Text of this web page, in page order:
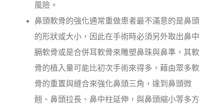
風險。
鼻頭軟骨的強化通常重做患者最不滿意的是鼻頭
的形狀或大小，因此在手術時必須另外取出鼻中
膈軟骨或是合併耳軟骨來雕塑鼻珠與鼻準，其軟
骨的植入量可能比初次手術來得多，藉由眾多軟
骨的重置與縫合來強化鼻頭三角，達到鼻頭微
翹、鼻頭拉長、鼻中柱延伸，與鼻頭縮小等多方